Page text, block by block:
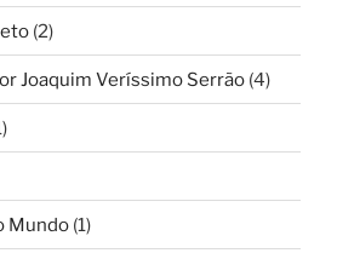
(2)
Joaquim Veríssimo Serrão (4)
Mundo (1)